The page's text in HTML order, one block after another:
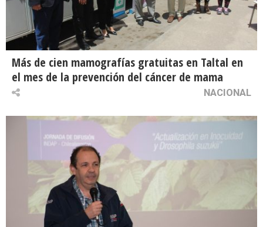
Más de cien mamografías gratuitas en Taltal en
el mes de la prevención del cáncer de mama
NACIONAL